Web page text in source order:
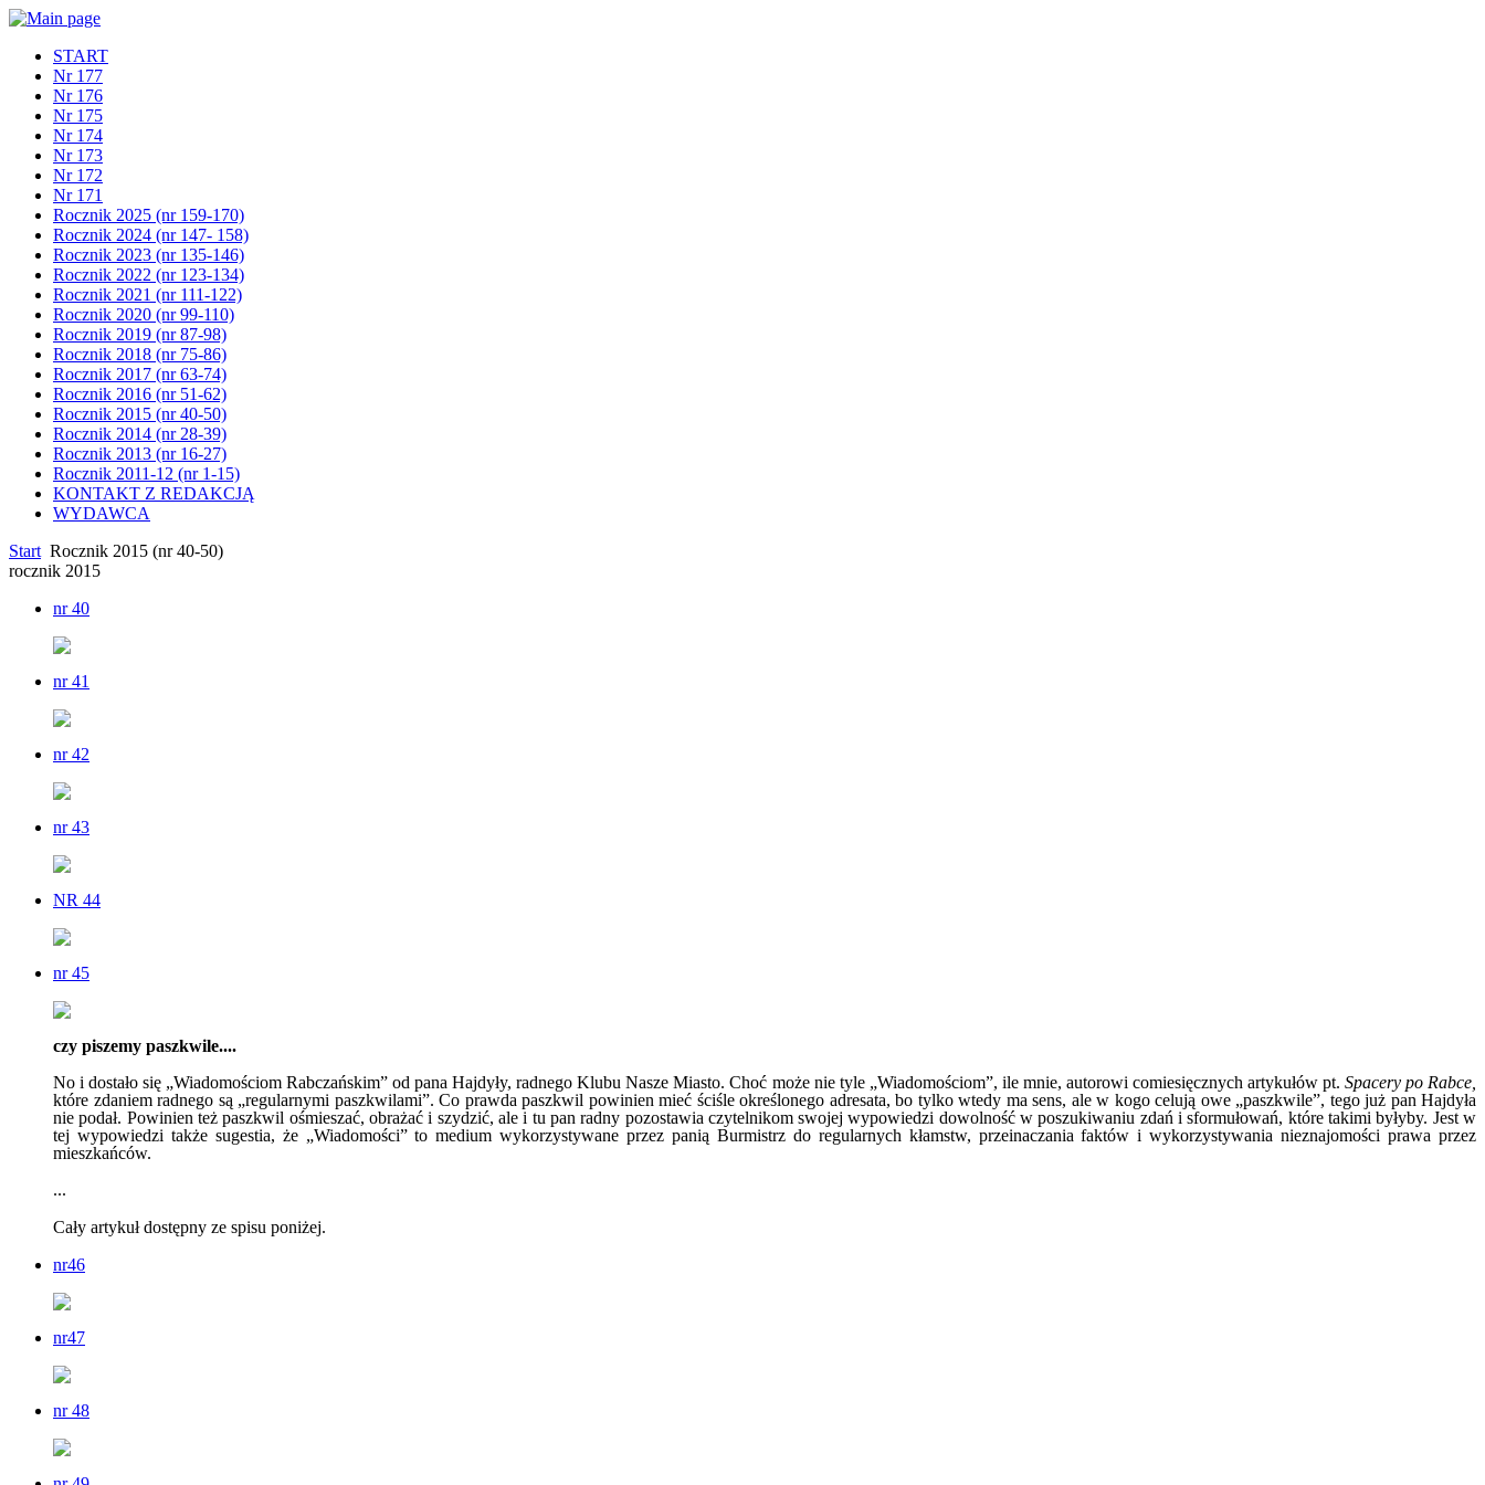
START
Nr 177
Nr 176
Nr 175
Nr 174
Nr 173
Nr 172
Nr 171
Rocznik 2025 (nr 159-170)
Rocznik 2024 (nr 147- 158)
Rocznik 2023 (nr 135-146)
Rocznik 2022 (nr 123-134)
Rocznik 2021 (nr 111-122)
Rocznik 2020 (nr 99-110)
Rocznik 2019 (nr 87-98)
Rocznik 2018 (nr 75-86)
Rocznik 2017 (nr 63-74)
Rocznik 2016 (nr 51-62)
Rocznik 2015 (nr 40-50)
Rocznik 2014 (nr 28-39)
Rocznik 2013 (nr 16-27)
Rocznik 2011-12 (nr 1-15)
KONTAKT Z REDAKCJĄ
WYDAWCA
Start Rocznik 2015 (nr 40-50)
rocznik 2015
nr 40
nr 41
nr 42
nr 43
NR 44
nr 45
czy piszemy paszkwile....
No i dostało się „Wiadomościom Rabczańskim” od pana Hajdyły, radnego Klubu Nasze Miasto. Choć może nie tyle „Wiadomościom”, ile mnie, autorowi comiesięcznych artykułów pt. Spacery po Rabce,
które zdaniem radnego są „regularnymi paszkwilami”. Co prawda paszkwil powinien mieć ściśle określonego adresata, bo tylko wtedy ma sens, ale w kogo celują owe „paszkwile”, tego już pan Hajdyła
nie podał. Powinien też paszkwil ośmieszać, obrażać i szydzić, ale i tu pan radny pozostawia czytelnikom swojej wypowiedzi dowolność w poszukiwaniu zdań i sformułowań, które takimi byłyby. Jest w
tej wypowiedzi także sugestia, że „Wiadomości” to medium wykorzystywane przez panią Burmistrz do regularnych kłamstw, przeinaczania faktów i wykorzystywania nieznajomości prawa przez
mieszkańców.
...
Cały artykuł dostępny ze spisu poniżej.
nr46
nr47
nr 48